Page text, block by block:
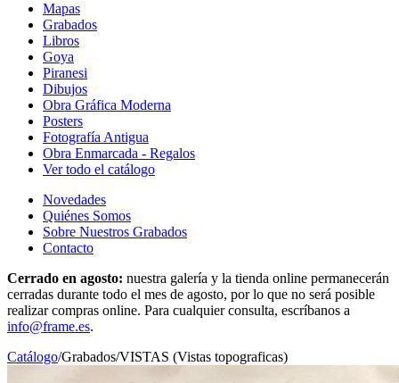
Mapas
Grabados
Libros
Goya
Piranesi
Dibujos
Obra Gráfica Moderna
Posters
Fotografía Antigua
Obra Enmarcada - Regalos
Ver todo el catálogo
Novedades
Quiénes Somos
Sobre Nuestros Grabados
Contacto
Cerrado en agosto: nuestra galería y la tienda online permanecerán
cerradas durante todo el mes de agosto, por lo que no será posible
realizar compras online. Para cualquier consulta, escríbanos a
info@frame.es.
Catálogo/Grabados/VISTAS (Vistas topograficas)